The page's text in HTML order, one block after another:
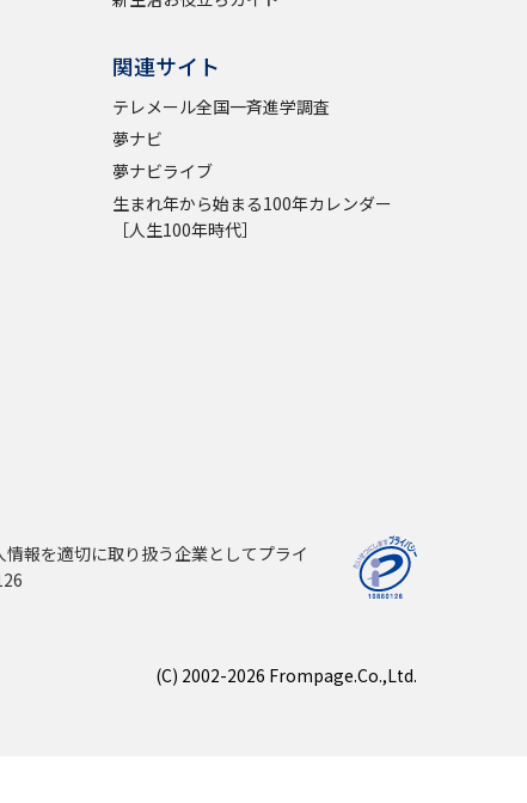
関連サイト
テレメール全国一斉進学調査
夢ナビ
夢ナビライブ
生まれ年から始まる100年カレンダー
［人生100年時代］
報を適切に取り扱う企業としてプライ
(C) 2002-2026 Frompage.Co.,Ltd.